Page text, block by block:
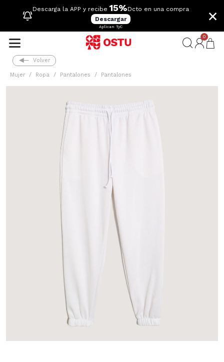
Descarga la APP y recibe 15%Dcto en una compra
Descargar
Aplican TyC
×
0
Volver
Mujer Ropa Pantalones Pantalones